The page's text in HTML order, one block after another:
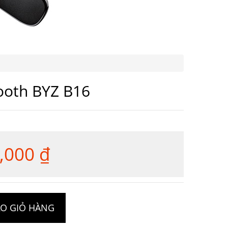
BYZ B16
₫.
₫Giá
tại
là: